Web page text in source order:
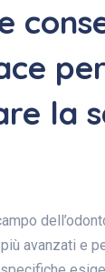
per
la
avanzati e